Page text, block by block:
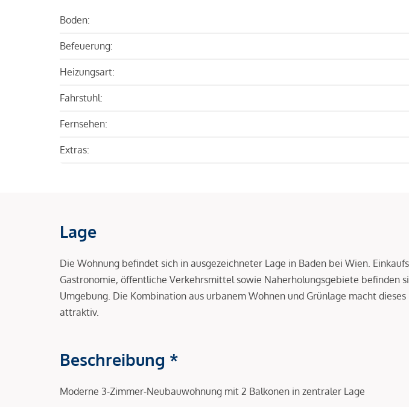
Boden:
Befeuerung:
Heizungsart:
Fahrstuhl:
Fernsehen:
Extras:
Lage
Die Wohnung befindet sich in ausgezeichneter Lage in Baden bei Wien.
Gastronomie, öffentliche Verkehrsmittel sowie Naherholungsgebiete befinden
Umgebung. Die Kombination aus urbanem Wohnen und Grünlage macht dieses
attraktiv.
Beschreibung *
Moderne 3-Zimmer-Neubauwohnung mit 2 Balkonen in zentraler Lage